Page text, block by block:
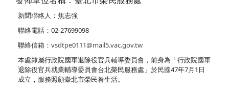
新聞聯絡人：焦志強
聯絡電話：02-27699098
聯絡信箱： vsdtpe0111@mail5.vac.gov.tw
本處隸屬行政院國軍退除役官兵輔導委員會，前身為「行政院國軍
退除役官兵就業輔導委員會台北榮民服務處」於民國47年7月1日
成立，服務照顧臺北市榮民眷生活。